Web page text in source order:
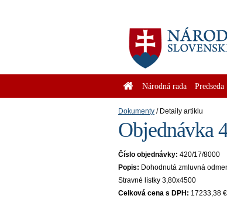
Národná rada Predseda
Dokumenty Detaily artiklu
Objednávka
Číslo objednávky: 420/17/8000
Popis: Dohodnutá zmluvná
Stravné lístky 3,80x4500
Celková cena s DPH: 17233,38 €